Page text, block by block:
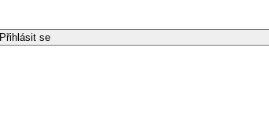
Přihlásit se